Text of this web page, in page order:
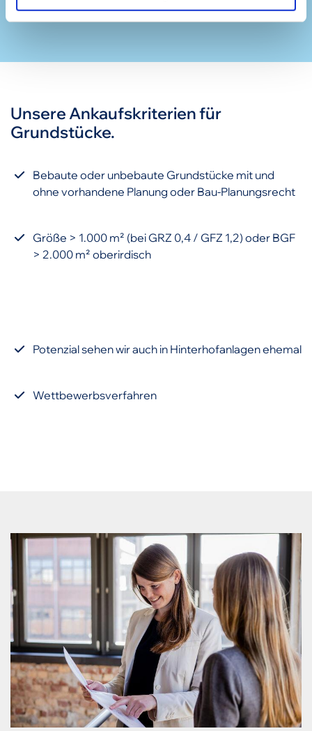
Unsere Ankaufskriterien für
Grundstücke.
Bebaute oder unbebaute Grundstücke mit und
ohne vorhandene Planung oder Bau-Planungsrecht
Größe > 1.000 m² (bei GRZ 0,4 / GFZ 1,2) oder BGF
> 2.000 m² oberirdisch
Potenzial sehen wir auch in Hinterhofanlagen
Wettbewerbsverfahren